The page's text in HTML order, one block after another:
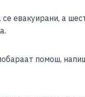
евакуирани, а
помош,